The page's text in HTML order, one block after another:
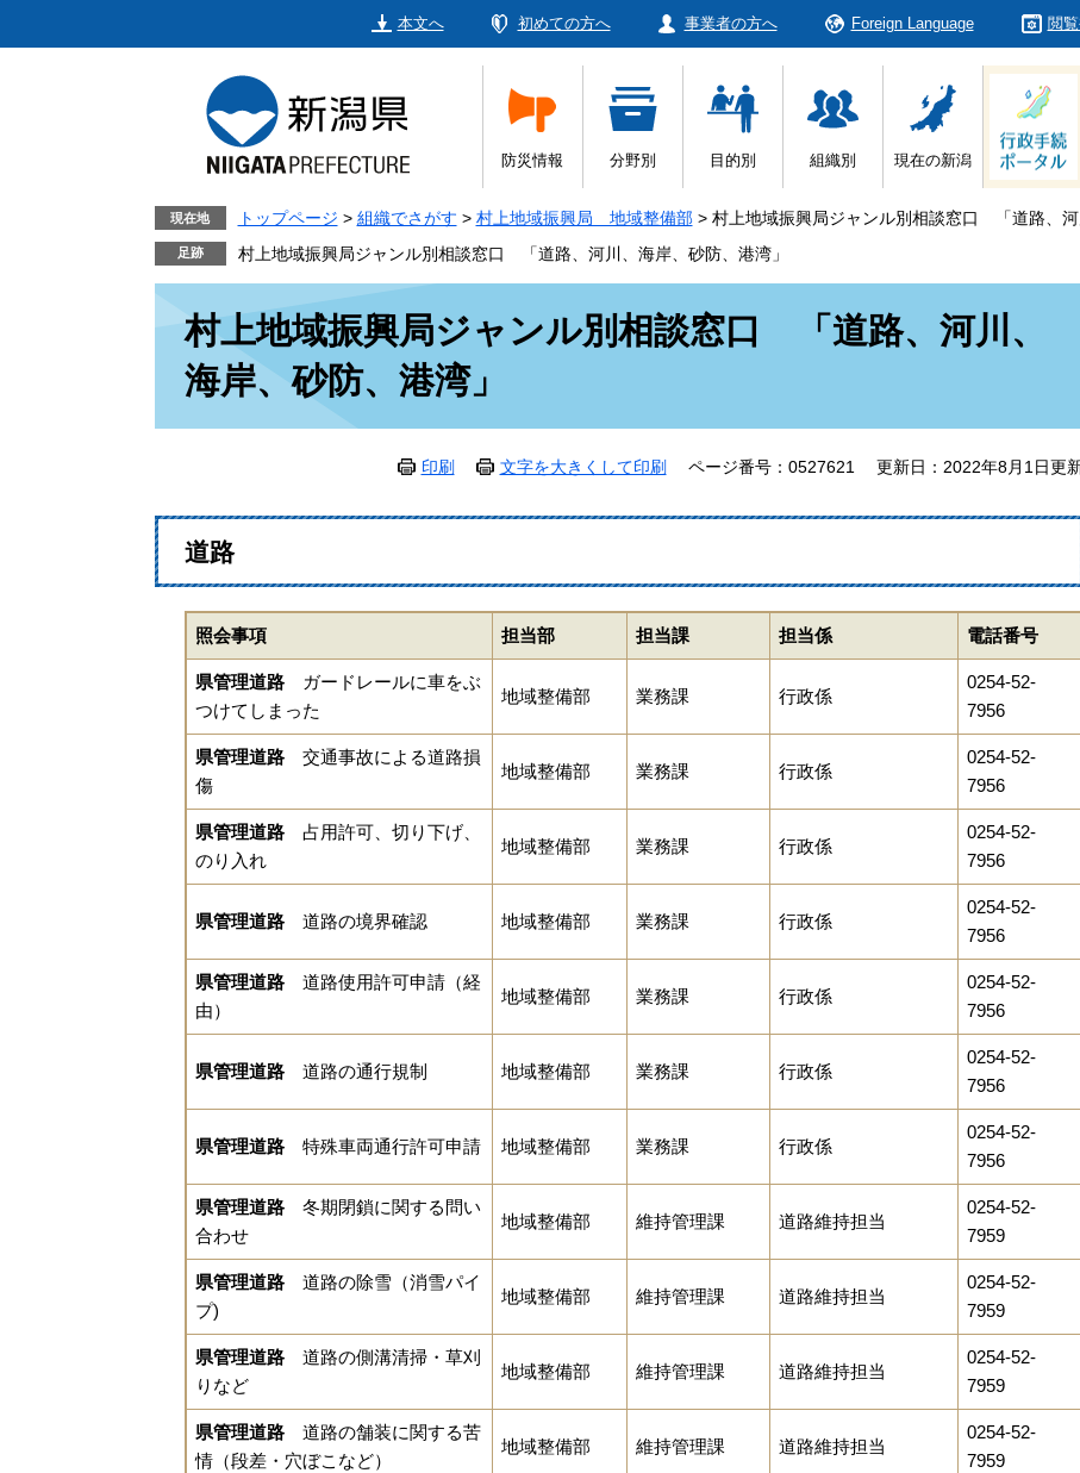
本文へ 初めての方へ 事業者の方へ Foreign Language 閲
防災情報 分野別 目的別 組織別 現在の新潟
現在地 トップページ > 組織でさがす > 村上地域振興局 地域整備部 > 村上地域振興局ジャンル別相談窓口 「道路、河
村上地域振興局ジャンル別相談窓口 「道路、河川、海岸、砂防、港湾」
村上地域振興局ジャンル別相談窓口 「道路、河川、
海岸、砂防、港湾」
印刷 文字を大きくして印刷 ページ番号：0527621 更新日：2022年8月1日更
道路
照会事項 担当部 担当課 担当係 電話番号
県管理道路 ガードレールに車をぶ
つけてしまった
地域整備部 業務課 行政係
0254-52-
7956
県管理道路 交通事故による道路損
傷
地域整備部 業務課 行政係
0254-52-
7956
県管理道路 占用許可、切り下げ、
のり入れ
地域整備部 業務課 行政係
0254-52-
7956
県管理道路 道路の境界確認 地域整備部 業務課 行政係
0254-52-
7956
県管理道路 道路使用許可申請（経
由）
地域整備部 業務課 行政係
0254-52-
7956
県管理道路 道路の通行規制 地域整備部 業務課 行政係
0254-52-
7956
県管理道路 特殊車両通行許可申請 地域整備部 業務課 行政係
0254-52-
7956
県管理道路 冬期閉鎖に関する問い
合わせ
地域整備部 維持管理課 道路維持担当
0254-52-
7959
県管理道路 道路の除雪（消雪パイ
プ)
地域整備部 維持管理課 道路維持担当
0254-52-
7959
県管理道路 道路の側溝清掃・草刈
りなど
地域整備部 維持管理課 道路維持担当
0254-52-
7959
県管理道路 道路の舗装に関する苦
情（段差・穴ぼこなど）
地域整備部 維持管理課 道路維持担当
0254-52-
7959